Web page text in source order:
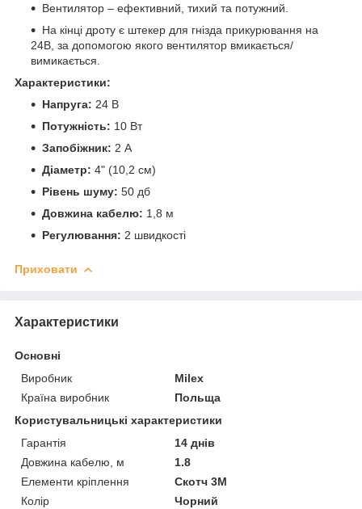
Вентилятор – ефективний, тихий та потужний.
На кінці дроту є штекер для гнізда прикурювання на
24В, за допомогою якого вентилятор вмикається/
вимикається.
Характеристики:
Напруга: 24 В
Потужність: 10 Вт
Запобіжник: 2 А
Діаметр: 4" (10,2 см)
Рівень шуму: 50 дб
Довжина кабелю: 1,8 м
Регулювання: 2 швидкості
Приховати
Характеристики
Основні
Виробник
Milex
Країна виробник
Польща
Користувальницькі характеристики
Гарантія
14 днів
Довжина кабелю, м
1.8
Елементи кріплення
Скотч 3М
Колір
Чорний